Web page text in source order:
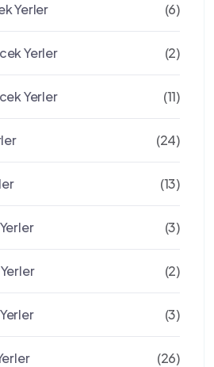
Yerler (6)
Yerler (2)
Yerler (11)
(24)
(13)
(3)
(2)
(3)
(26)